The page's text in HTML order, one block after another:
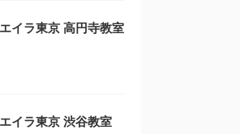
イラ東京 高円寺教室
イラ東京 渋谷教室